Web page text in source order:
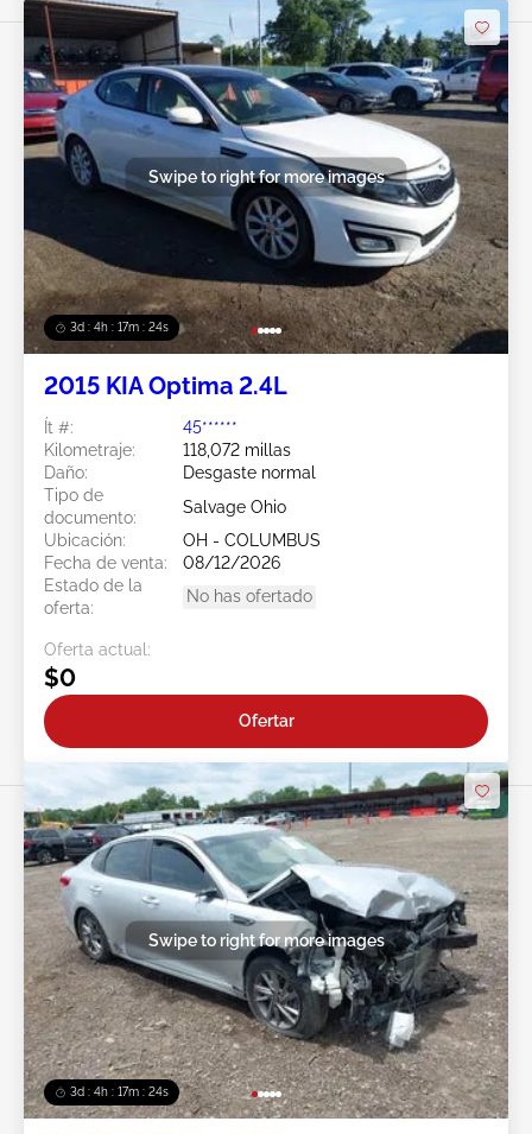
3d : 4h : 17m : 21s
Swipe to right for more images
2015 KIA Optima 2.4L
Ít #:
45******
Kilometraje:
118,072 millas
Daño:
Desgaste normal
Tipo de
documento:
Salvage Ohio
Ubicación:
OH - COLUMBUS
Fecha de venta:
08/12/2026
Estado de la
oferta:
No has ofertado
Oferta actual:
$0
Ofertar
3d : 4h : 17m : 21s
Swipe to right for more images